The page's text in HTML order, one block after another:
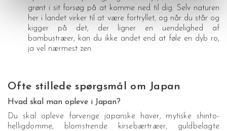
grønt i sit forsøg på at komme ned til dig. Selv naturen
her i landet virker til at være fortryllet, og når du står og
kigger på det, der ligner en uendelighed af
bambustræer, kan du ikke andet end at føle en dyb ro,
ja vel nærmest zen.
Ofte stillede spørgsmål om Japan
Hvad skal man opleve i Japan?
Du skal opleve farverige japanske haver, mytiske shinto-
helligdomme, blomstrende kirsebærtræer, guldbelagte